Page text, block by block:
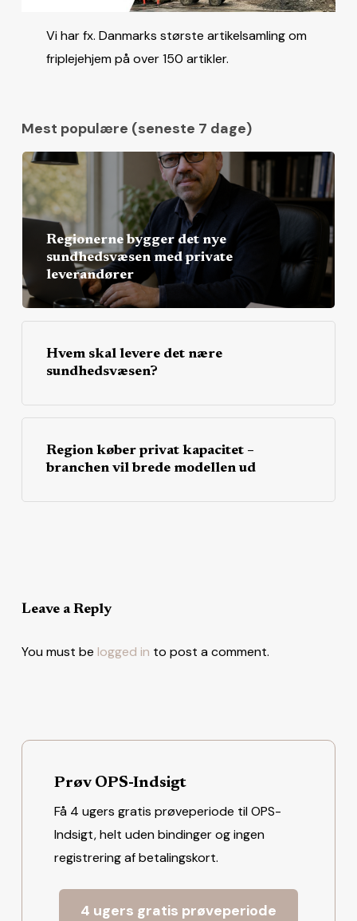
Vi har fx. Danmarks største artikelsamling om
friplejehjem på over 150 artikler.
Mest populære (seneste 7 dage)
Regionerne bygger det nye
sundhedsvæsen med private
leverandører
Hvem skal levere det nære
sundhedsvæsen?
Region køber privat kapacitet –
branchen vil brede modellen ud
Leave a Reply
You must be logged in to post a comment.
Prøv OPS-Indsigt
Få 4 ugers gratis prøveperiode til OPS-
Indsigt, helt uden bindinger og ingen
registrering af betalingskort.
4 ugers gratis prøveperiode